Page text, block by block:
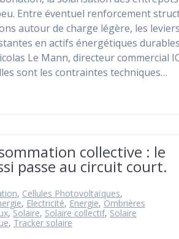
Entre éventuel renforcement
autour de charge légère, les
en actifs énergétiques
Le Mann, directeur commercial
sont les contraintes techniques…
collective : le
passe au circuit court.
, Cellules Photovoltaïques,
, Electricité, Energie, Ombrières
,Solaire, Solaire collectif, Solaire
, Tracker solaire